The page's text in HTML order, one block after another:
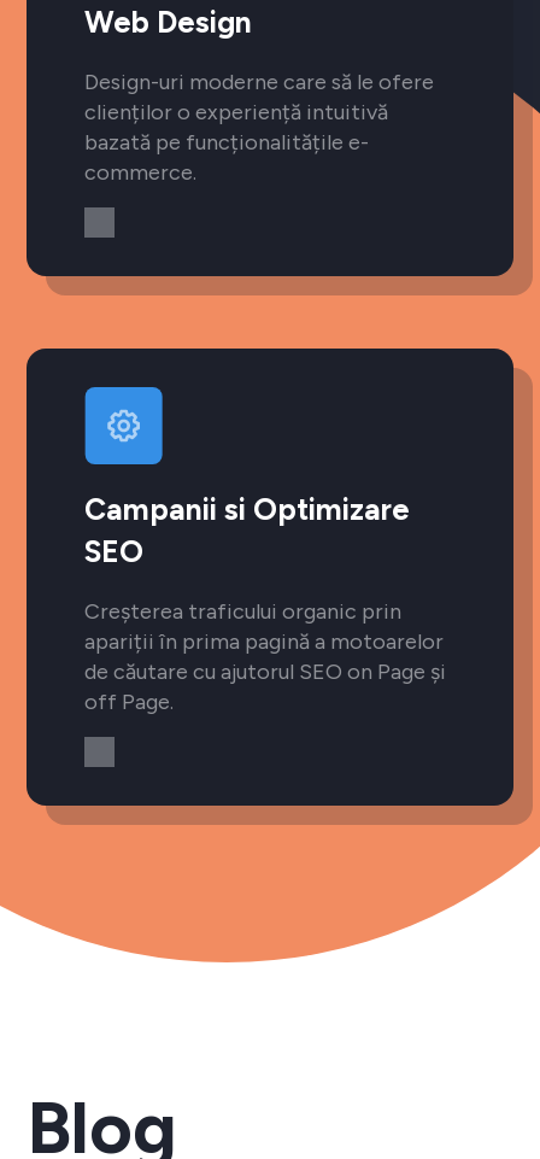
Web Design
Design-uri moderne care să le ofere
clienților o experiență intuitivă
bazată pe funcționalitățile e-
commerce.
Campanii si Optimizare
SEO
Creșterea traficului organic prin
apariții în prima pagină a motoarelor
de căutare cu ajutorul SEO on Page și
off Page.
Blog